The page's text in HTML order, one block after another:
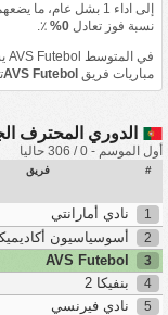
إلى اداء 1 بشل عام، ما يضعهم حاليًا في المركز
نسبة فوز تعادل0% ٪.
في المتوسط AVS Futebol يسجل
مباريات فريقAVS Futebol
الدوري المحترف
أول الموسم - 0 / 306 حاليا
# فريق
1 نادي أمارانتي
2
أسوسياسيون
3
4
بنفيكا 2
5
نادي فيرنسي